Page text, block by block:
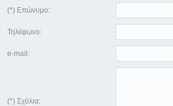
(*) Επώνυμο:
Τηλέφωνο:
e-mail:
(*) Σχόλια: